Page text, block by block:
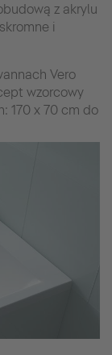
z akrylu
i
Vero
wzorcowy
170 x 70 cm do